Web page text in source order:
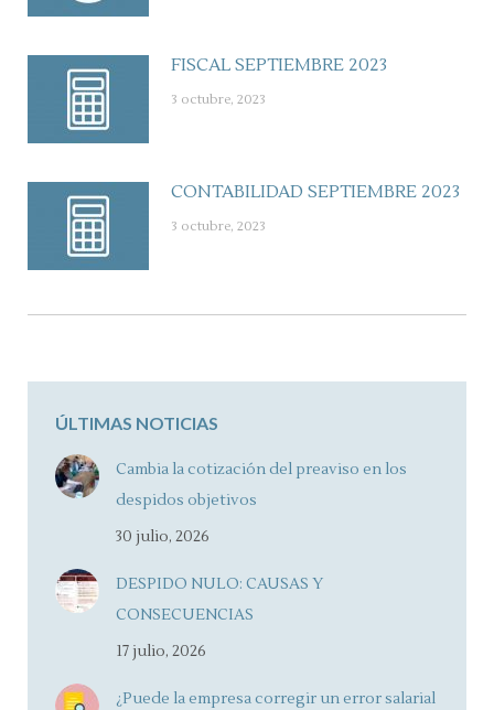
FISCAL SEPTIEMBRE 2023
3 octubre, 2023
CONTABILIDAD SEPTIEMBRE 2023
3 octubre, 2023
ÚLTIMAS NOTICIAS
Cambia la cotización del preaviso en los
despidos objetivos
30 julio, 2026
DESPIDO NULO: CAUSAS Y
CONSECUENCIAS
17 julio, 2026
¿Puede la empresa corregir un error salarial